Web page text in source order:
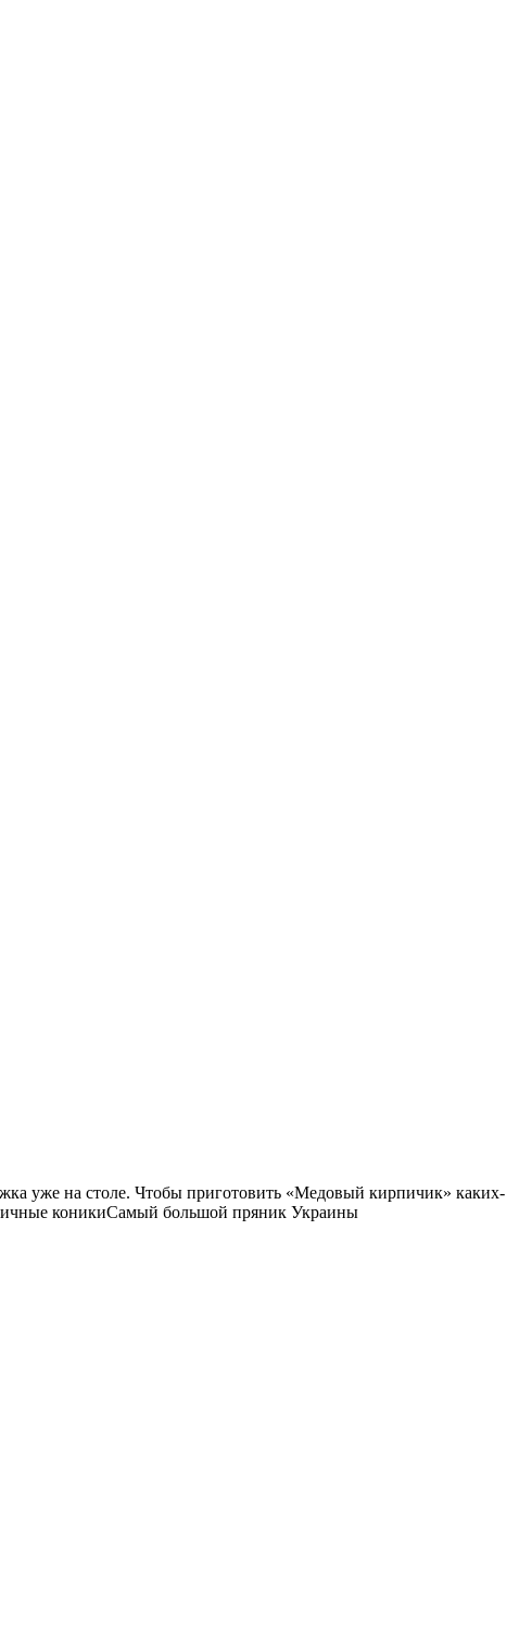
уже на столе. Чтобы приготовить «Медовый кирпичик» каких-
коникиСамый большой пряник Украины